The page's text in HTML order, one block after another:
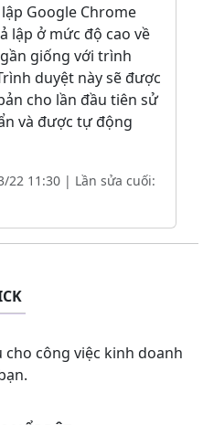
Google Chrome
lập ở mức độ cao về
giống với trình
duyệt này sẽ được
cho lần đầu tiên sử
và được tự động
22 11:30 | Lần sửa cuối:
công việc kinh doanh